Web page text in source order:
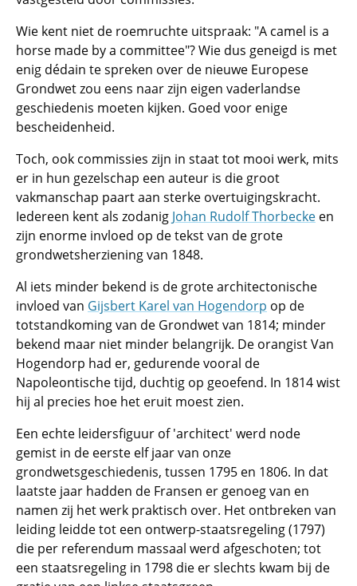
Wie kent niet de roemruchte uitspraak: "A camel is a
horse made by a committee"? Wie dus geneigd is met
enig dédain te spreken over de nieuwe Europese
Grondwet zou eens naar zijn eigen vaderlandse
geschiedenis moeten kijken. Goed voor enige
bescheidenheid.
Toch, ook commissies zijn in staat tot mooi werk, mits
er in hun gezelschap een auteur is die groot
vakmanschap paart aan sterke overtuigingskracht.
Iedereen kent als zodanig Johan Rudolf Thorbecke en
zijn enorme invloed op de tekst van de grote
grondwetsherziening van 1848.
Al iets minder bekend is de grote architectonische
invloed van Gijsbert Karel van Hogendorp op de
totstandkoming van de Grondwet van 1814; minder
bekend maar niet minder belangrijk. De orangist Van
Hogendorp had er, gedurende vooral de
Napoleontische tijd, duchtig op geoefend. In 1814 wist
hij al precies hoe het eruit moest zien.
Een echte leidersfiguur of 'architect' werd node
gemist in de eerste elf jaar van onze
grondwetsgeschiedenis, tussen 1795 en 1806. In dat
laatste jaar hadden de Fransen er genoeg van en
namen zij het werk praktisch over. Het ontbreken van
leiding leidde tot een ontwerp-staatsregeling (1797)
die per referendum massaal werd afgeschoten; tot
een staatsregeling in 1798 die er slechts kwam bij de